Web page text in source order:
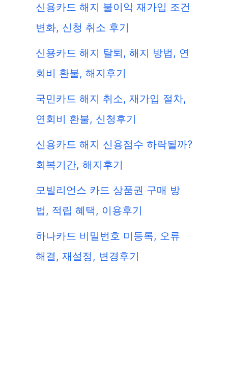
신용카드 해지 불이익 재가입 조건
변화, 신청 취소 후기
신용카드 해지 탈퇴, 해지 방법, 연
회비 환불, 해지후기
국민카드 해지 취소, 재가입 절차,
연회비 환불, 신청후기
신용카드 해지 신용점수 하락될까?
회복기간, 해지후기
모빌리언스 카드 상품권 구매 방
법, 적립 혜택, 이용후기
하나카드 비밀번호 미등록, 오류
해결, 재설정, 변경후기